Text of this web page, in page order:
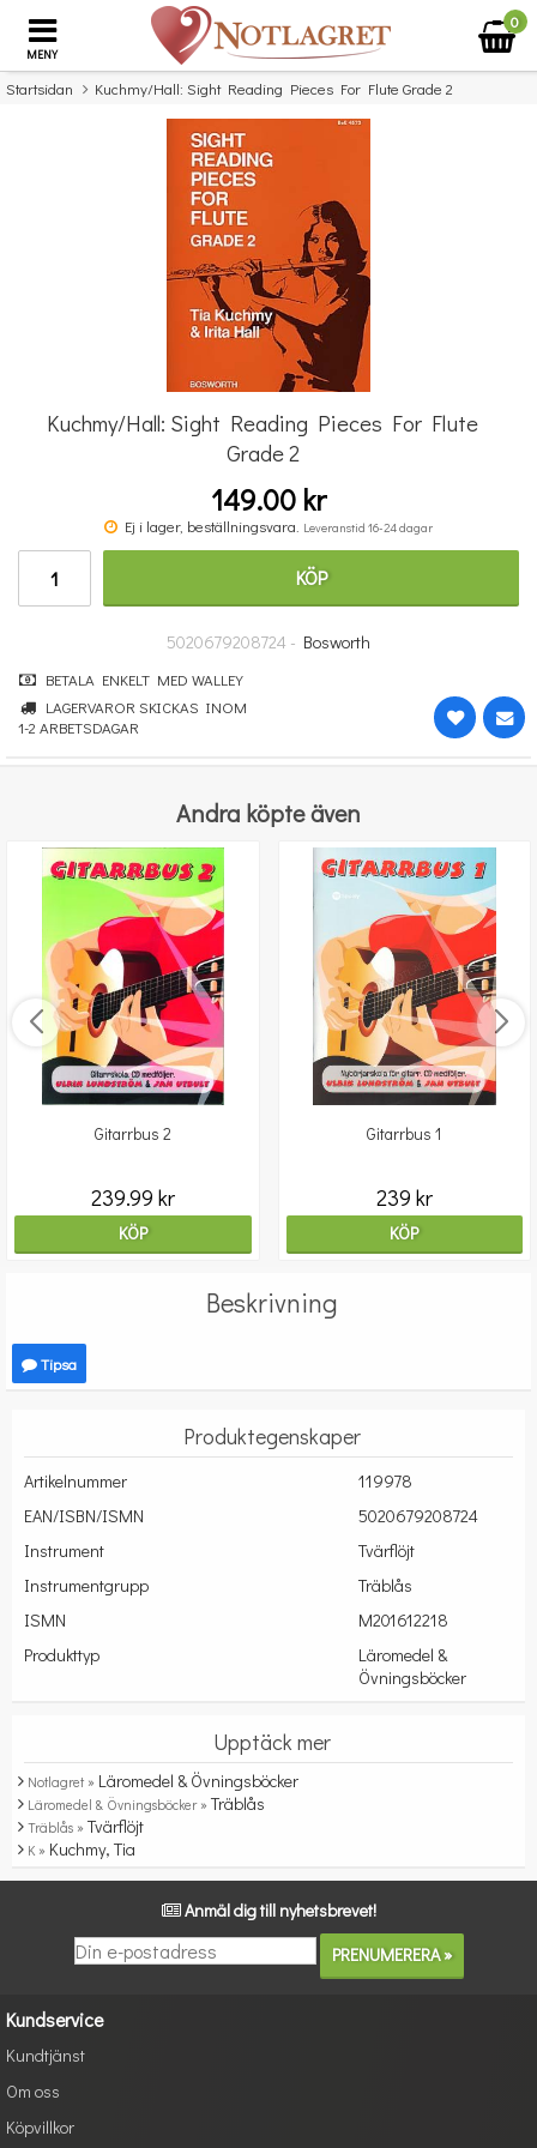
MENY
0
Startsidan Kuchmy/Hall: Sight Reading Pieces For Flute Grade 2
Missa inte detta...
Carl Bärmann: Tägliche Studien Aus Carl Bärmanns Clarinett-Schule"
Op. 63"
350 kr
Kuchmy/Hall: Sight Reading Pieces For Flute
Grade 2
149.00 kr
Ej i lager, beställningsvara. Leveranstid 16-24 dagar
KÖP
5020679208724 - Bosworth
BETALA ENKELT MED WALLEY
LAGERVAROR SKICKAS INOM
1-2 ARBETSDAGAR
Andra köpte även
Gitarrbus 2
239.99 kr
KÖP
Gitarrbus 1
239 kr
KÖP
Beskrivning
Tipsa
Produktegenskaper
Artikelnummer
119978
EAN/ISBN/ISMN
5020679208724
Instrument
Tvärflöjt
Instrumentgrupp
Träblås
ISMN
M201612218
Produkttyp
Läromedel &
Övningsböcker
Upptäck mer
Notlagret » Läromedel & Övningsböcker
Läromedel & Övningsböcker » Träblås
Träblås » Tvärflöjt
K » Kuchmy, Tia
Anmäl dig till nyhetsbrevet!
Kundservice
Kundtjänst
Om oss
Köpvillkor